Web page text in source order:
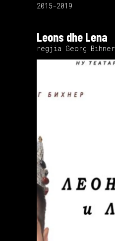
2015-2019
Leons dhe Lena
regjia Georg Bihner